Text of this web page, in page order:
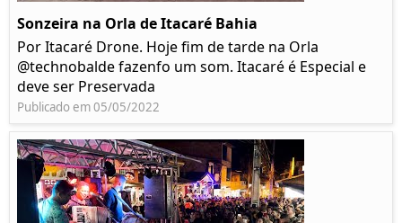
Sonzeira na Orla de Itacaré Bahia
Por Itacaré Drone. Hoje fim de tarde na Orla
@technobalde fazenfo um som. Itacaré é Especial e
deve ser Preservada
Publicado em 05/05/2022